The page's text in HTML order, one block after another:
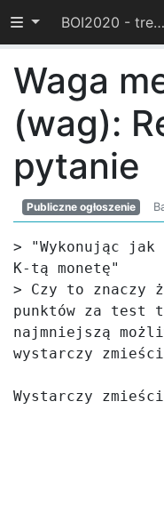
Przełącz widoczność BOI2020 - trening
Waga
(wag):
pytanie
Publiczne ogłoszenie
> "Wykonując jak
K-tą monetę"
> Czy to znaczy
punktów za test
najmniejszą
wystarczy
Wystarczy